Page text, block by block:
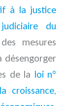
à la justice
du
mesures
désengorger
de la loi n°
croissance,